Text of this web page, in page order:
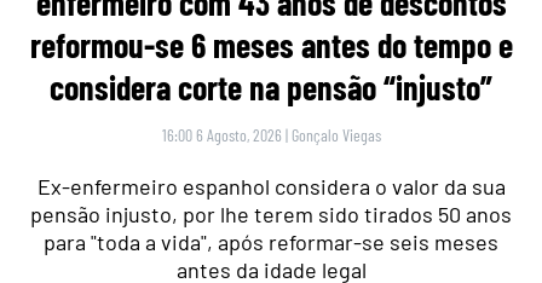
reformou-se 6 meses antes do tempo e
considera corte na pensão “injusto”
16:00 6 Agosto, 2026 | Gonçalo Viegas
Ex-enfermeiro espanhol considera o valor da sua
pensão injusto, por lhe terem sido tirados 50 anos
para "toda a vida", após reformar-se seis meses
antes da idade legal